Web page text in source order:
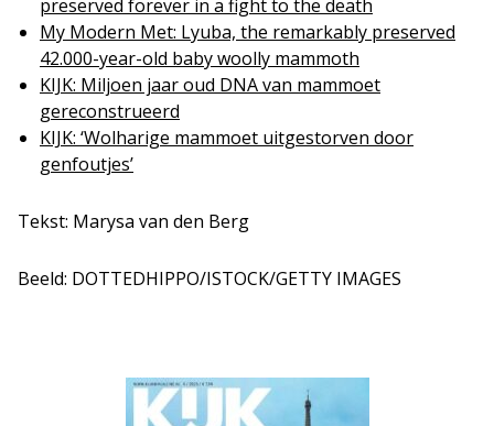
preserved forever in a fight to the death
My Modern Met: Lyuba, the remarkably preserved
42.000-year-old baby woolly mammoth
KIJK: Miljoen jaar oud DNA van mammoet
gereconstrueerd
KIJK: ‘Wolharige mammoet uitgestorven door
genfoutjes’
Tekst: Marysa van den Berg
Beeld: DOTTEDHIPPO/ISTOCK/GETTY IMAGES